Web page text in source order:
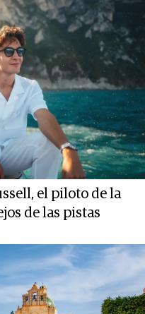
el piloto de la
de las pistas